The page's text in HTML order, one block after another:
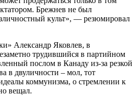
Брежнев не был
культ», — резюмировал
Александр Яковлев, в
трудившийся в партийном
послом в Канаду из-за резкой
в двуличности – мол, тот
коммунизма, о стремлении к
вещал.